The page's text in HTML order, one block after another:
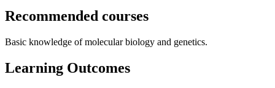
Recommended courses
Basic knowledge of molecular biology and genetics.
Learning Outcomes